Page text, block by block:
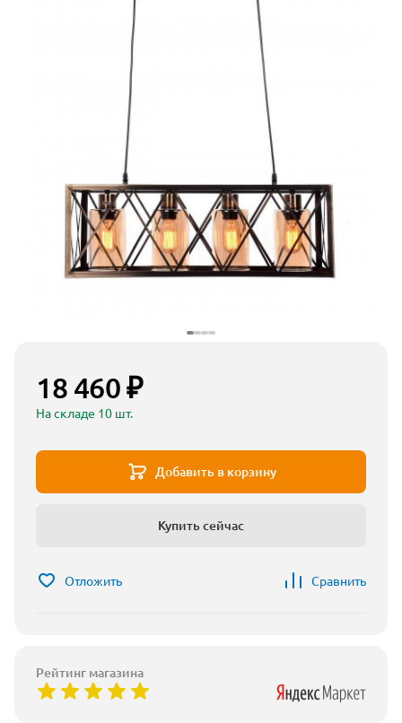
18 460 ₽
На складе 10 шт.
Добавить в корзину
Купить сейчас
Отложить Сравнить
Рейтинг магазина